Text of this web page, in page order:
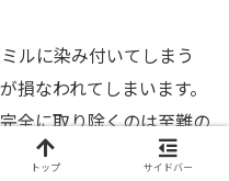
ルに染み付いてしまう
損なわれてしまいます。
全に取り除くのは至難の
トップ サイドバー